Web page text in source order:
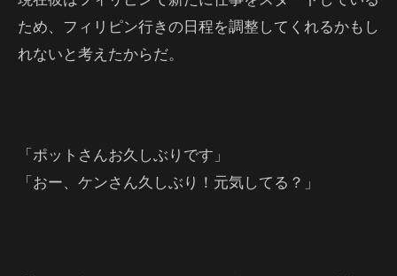
ため、フィリピン行きの日程を調整してくれるかもし
れないと考えたからだ。
「ポットさんお久しぶりです」
「おー、ケンさん久しぶり！元気してる？」